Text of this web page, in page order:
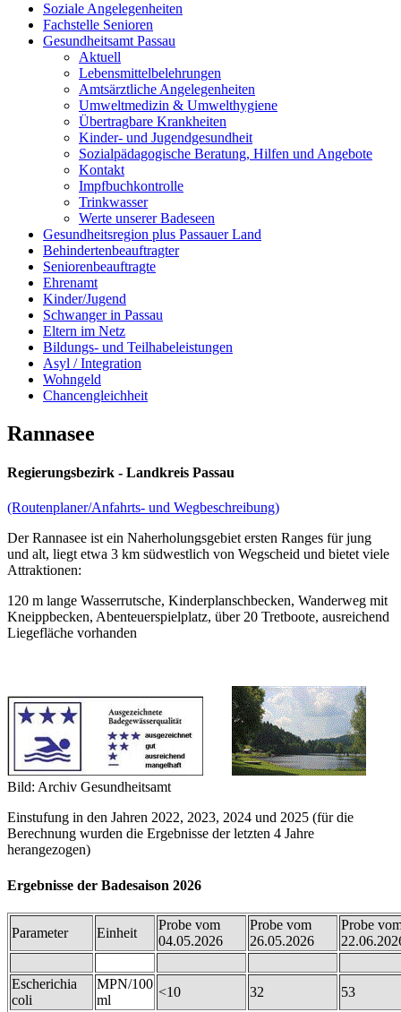
Soziale Angelegenheiten
Fachstelle Senioren
Gesundheitsamt Passau
Aktuell
Lebensmittelbelehrungen
Amtsärztliche Angelegenheiten
Umweltmedizin & Umwelthygiene
Übertragbare Krankheiten
Kinder- und Jugendgesundheit
Sozialpädagogische Beratung, Hilfen und Angebote
Kontakt
Impfbuchkontrolle
Trinkwasser
Werte unserer Badeseen
Gesundheitsregion plus Passauer Land
Behindertenbeauftragter
Seniorenbeauftragte
Ehrenamt
Kinder/Jugend
Schwanger in Passau
Eltern im Netz
Bildungs- und Teilhabeleistungen
Asyl / Integration
Wohngeld
Chancengleichheit
Rannasee
Regierungsbezirk - Landkreis Passau
(Routenplaner/Anfahrts- und Wegbeschreibung)
Der Rannasee ist ein Naherholungsgebiet ersten Ranges für jung
und alt, liegt etwa 3 km südwestlich von Wegscheid und bietet viele
Attraktionen:
120 m lange Wasserrutsche, Kinderplanschbecken, Wanderweg mit
Kneippbecken, Abenteuerspielplatz, über 20 Tretboote, ausreichend
Liegefläche vorhanden
Bild: Archiv Gesundheitsamt
Einstufung in den Jahren 2022, 2023, 2024 und 2025 (für die
Berechnung wurden die Ergebnisse der letzten 4 Jahre
herangezogen)
Ergebnisse der Badesaison 2026
Parameter Einheit
Probe vom
04.05.2026
Probe vom
26.05.2026
Probe
Escherichia
coli
MPN/100
ml
<10 32 53